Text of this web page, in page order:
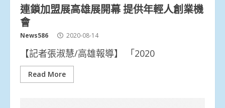
連鎖加盟展高雄展開幕 提供年輕人創業機
會
News586 2020-08-14
【記者張淑慧/高雄報導】 「2020
Read More